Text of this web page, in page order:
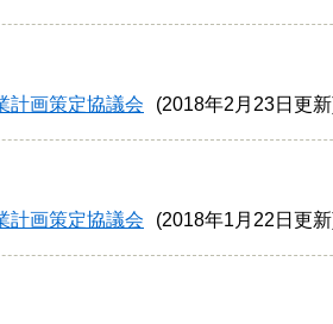
計画策定協議会 2018年2月23日更新
計画策定協議会 2018年1月22日更新